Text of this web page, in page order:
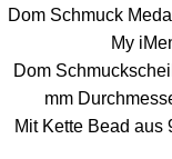
Dom Schmuck
My
Dom
mm
Mit Kette Bead aus